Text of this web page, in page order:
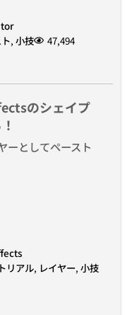
, 小技 47,494
のシェイプ
としてペースト
リアル, レイヤー, 小技